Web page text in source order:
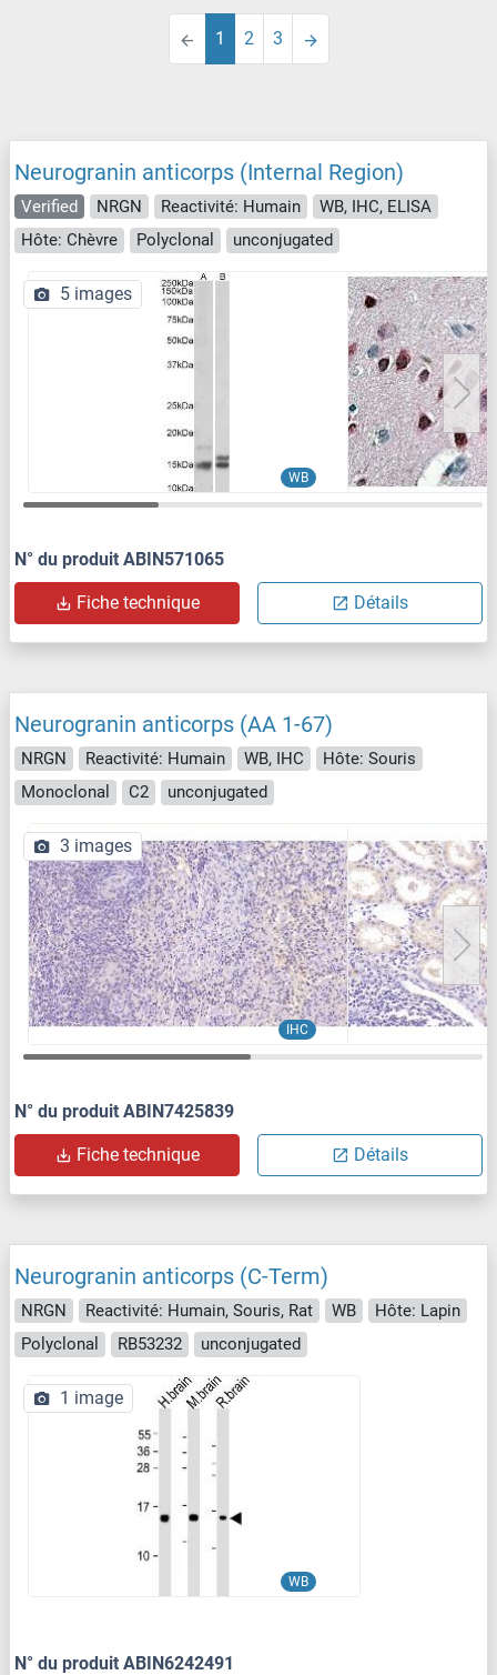
1 2 3
Neurogranin anticorps (Internal Region)
Verified NRGN Reactivité: Humain
WB, IHC, ELISA
Hôte: Chèvre
Polyclonal unconjugated
WB
5 images
N° du produit ABIN571065
Fiche technique Détails
Neurogranin anticorps (AA 1-67)
NRGN Reactivité: Humain WB, IHC
Hôte: Souris
Monoclonal
C2 unconjugated
IHC
3 images
N° du produit ABIN7425839
Fiche technique Détails
Neurogranin anticorps (C-Term)
NRGN Reactivité: Humain, Souris, Rat WB
Hôte: Lapin
Polyclonal
RB53232 unconjugated
WB
1 image
N° du produit ABIN6242491